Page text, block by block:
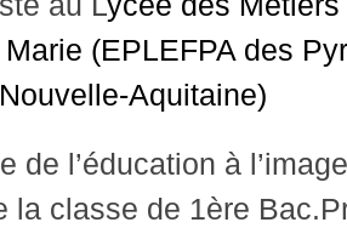
(EPLEFPA des
Aquitaine)
de l’éducation à
la classe de 1ère